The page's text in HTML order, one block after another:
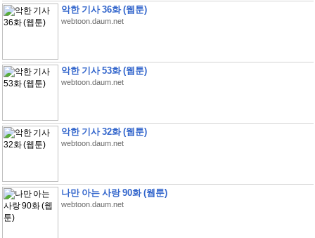
악한 기사 36화 (웹툰)
webtoon.daum.net
악한 기사 53화 (웹툰)
webtoon.daum.net
악한 기사 32화 (웹툰)
webtoon.daum.net
나만 아는 사랑 90화 (웹툰)
webtoon.daum.net